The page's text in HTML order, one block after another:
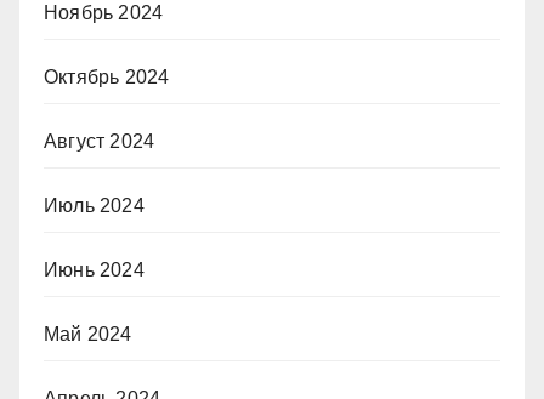
Ноябрь 2024
Октябрь 2024
Август 2024
Июль 2024
Июнь 2024
Май 2024